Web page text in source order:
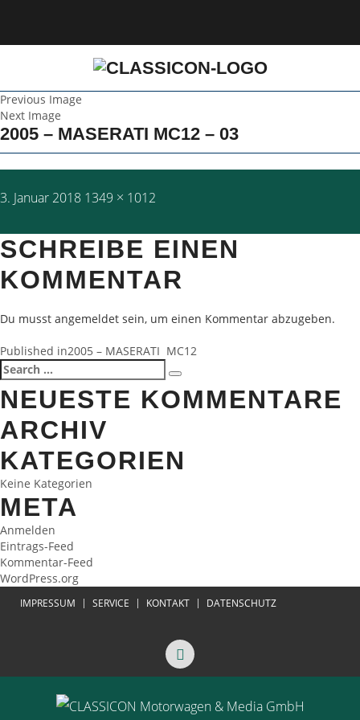
Previous Image
Next Image
2005 – MASERATI MC12 – 03
Posted
3. Januar 2018 Full
1349 × 1012
SCHREIBE EINEN
KOMMENTAR
Du musst angemeldet sein, um einen Kommentar abzugeben.
BEITRAGSNAVIGATION
Published in2005 – MASERATI MC12
Search
for:
Search
NEUESTE KOMMENTARE
ARCHIV
KATEGORIEN
Keine Kategorien
META
Anmelden
Eintrags-Feed
Kommentar-Feed
WordPress.org
IMPRESSUM SERVICE KONTAKT DATENSCHUTZ